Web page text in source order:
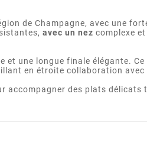
de Champagne, avec une
avec un nez complexe
une longue finale élégante.
en étroite collaboration
accompagner des plats délicats